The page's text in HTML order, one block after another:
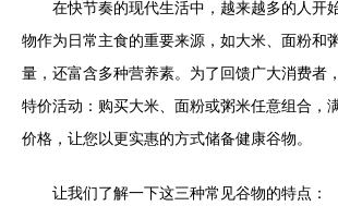
在快节奏的现代生活中，越来越多的人开
物作为日常主食的重要来源，如大米、面粉和
量，还富含多种营养素。为了回馈广大消费者
特价活动：购买大米、面粉或粥米任意组合，
价格，让您以更实惠的方式储备健康谷物。
让我们了解一下这三种常见谷物的特点：